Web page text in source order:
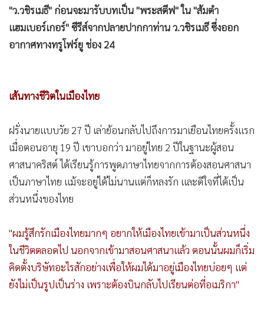
• จีน
• ชุมชน-คุณภาพชีวิต
• อาชญากรรม
• วิทยาศาสตร์
• หุ้น
• อินโดจีน
กองทุนรวม
Celeb Online
• ญี่ปุ่น
• News1
• Gotomanager
"ว.วชิรเมธี" ก่อนจะมารับบทเป็น "พระสตีฟ" ใน "ส้มตำ
แฮมเบอร์เกอร์" ซีรีส์จากปลายปากกาท่าน ว.วชิรเมธี ซึ่งออก
อากาศทางทรูโฟร์ยู ช่อง 24
เส้นทางชีวิตในเมืองไทย
ฝรั่งนายแบบวัย 27 ปี เล่าย้อนกลับไปถึงการมาเยือนไทยครั้งแรก
เมื่อตอนอายุ 19 ปี เขาบอกว่า มาอยู่ไทย 2 ปีในฐานะผู้สอน
ศาสนาคริสต์ ได้เรียนรู้การพูดภาษาไทยจากการต้องสอนศาสนา
เป็นภาษาไทย แม้จะอยู่ได้ไม่นานแต่ก็หลงรัก และดีใจที่ได้เป็น
ส่วนหนึ่งของไทย
"ผมรู้สึกรักเมืองไทยมากๆ อยากให้เมืองไทยเข้ามาเป็นส่วนหนึ่ง
ในชีวิตตลอดไป นอกจากเข้ามาสอนศาสนาแล้ว ตอนนั้นผมก็เริ่ม
คิดตั้งบริษัทอะไรสักอย่างเพื่อให้ผมได้มาอยู่เมืองไทยบ่อยๆ แต่
ยังไม่เป็นรูปเป็นร่าง เพราะต้องบินกลับไปเรียนต่อที่อเมริกา"